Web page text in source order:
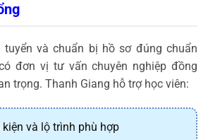
và chuẩn bị hồ sơ đúng chuẩn
đơn vị tư vấn chuyên nghiệp đồng
trọng. Thanh Giang hỗ trợ học viên:
và lộ trình phù hợp